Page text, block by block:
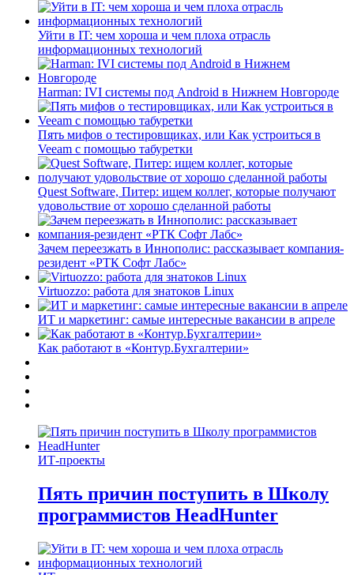
Уйти в IT: чем хороша и чем плоха отрасль
информационных технологий
Harman: IVI системы под Android в Нижнем Новгороде
Пять мифов о тестировщиках, или Как устроиться в
Veeam с помощью табуретки
Quest Software, Питер: ищем коллег, которые получают
удовольствие от хорошо сделанной работы
Зачем переезжать в Иннополис: рассказывает компания-
резидент «РТК Софт Лабс»
Virtuozzo: работа для знатоков Linux
ИТ и маркетинг: самые интересные вакансии в апреле
Как работают в «Контур.Бухгалтерии»
ИТ-проекты
Пять причин поступить в Школу
программистов HeadHunter